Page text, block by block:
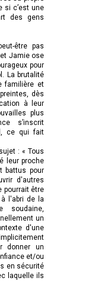
si c’est une
des gens
être pas
Jamie ose
pour
La brutalité
familière et
dès
à leur
plus
s’inscrit
ce qui fait
: « Tous
leur proche
battus pour
d'autres
pourrait être
l'abri de la
soudaine,
un
d'une
donner un
et/ou
en sécurité
laquelle ils